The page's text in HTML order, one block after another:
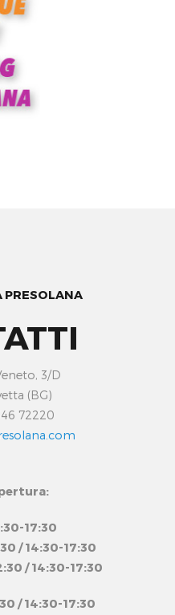
PRESOLANA
3/D
(BG)
72220
17:30
/ 14:30-17:30
/ 14:30-17:30
/ 14:30-17:30